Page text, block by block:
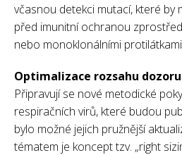
včasnou detekci mutací, které by
před imunitní ochranou
nebo monoklonálními
Optimalizace rozsahu
Připravují se nové metodické
respiračních virů, které budou
bylo možné jejich pružnější
tématem je koncept tzv. „right